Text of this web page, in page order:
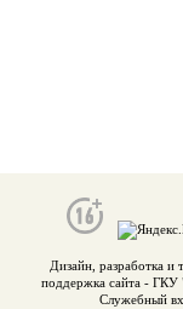
Дизайн, разработка и
поддержка сайта - ГКУ
Служебный